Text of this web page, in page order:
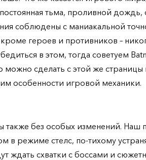
тьма, проливной дождь,
соблюдены с маниакальной
героев и противников –
в этом, тогда советуем
можно сделать с этой же страницы
особенности игровой механики.
также без особых изменений. Наш
в режиме стелс, по-тихому
ждать схватки с боссами и